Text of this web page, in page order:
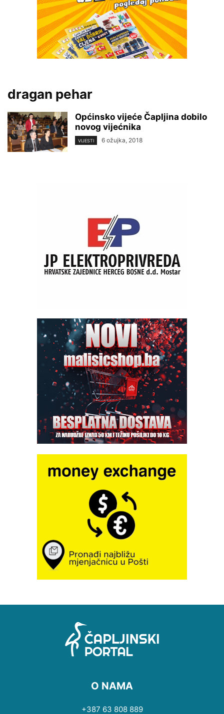
dragan pehar
Općinsko vijeće Čapljina dobilo
novog vijećnika
VIJESTI 6 ožujka, 2018
O NAMA
+387 63 808 889